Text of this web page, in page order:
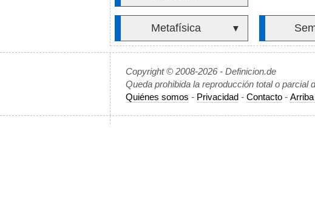
Metafísica ▼
Copyright © 2008-2026 - Definicion.de
Queda prohibida la reproducción total o parcial
Quiénes somos - Privacidad - Contacto - Arriba